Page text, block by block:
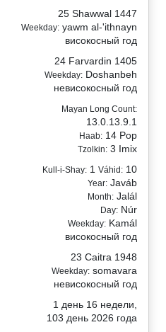
25 Shawwal 1447
Weekday: yawm al-'ithnayn
високосный год
24 Farvardin 1405
Weekday: Doshanbeh
невисокосный год
Mayan Long Count:
13.0.13.9.1
Haab: 14 Pop
Tzolkin: 3 Imix
Kull-i-Shay: 1 Váhid: 10
Year: Javáb
Month: Jalál
Day: Núr
Weekday: Kamál
високосный год
23 Caitra 1948
Weekday: somavara
невисокосный год
1 день 16 недели,
103 день 2026 года